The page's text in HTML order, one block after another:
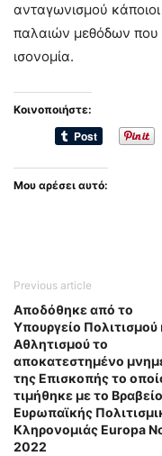
ανταγωνισμού
παλαιών μεθόδων που
ισονομία.
Κοινοποιήστε:
Μου αρέσει αυτό:
Previous article
Αποδόθηκε από το
Υπουργείο Πολιτισμού
Αθλητισμού το
αποκατεστημένο
της Επισκοπής το
τιμήθηκε με το Βραβείο
Ευρωπαϊκής
Κληρονομιάς Europa
2022